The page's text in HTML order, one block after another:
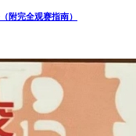
附完全观赛指南）